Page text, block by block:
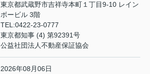
東京都武蔵野市吉祥寺本町１丁目9-10 レイン
ボービル 3階
TEL:0422-23-0777
東京都知事 (4) 第92391号
公益社団法人不動産保証協会
2026年08月06日